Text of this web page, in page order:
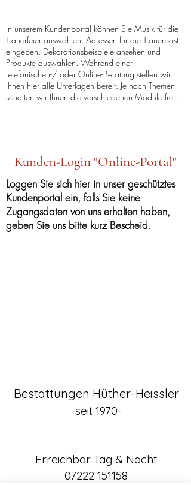
In unserem Kundenportal können Sie Musik für die
Trauerfeier auswählen, Adressen für die Trauerpost
eingeben, Dekorationsbeispiele ansehen und
Produkte auswählen. Während einer
telefonischen-/ oder Online-Beratung stellen wir
Ihnen hier alle Unterlagen bereit. Je nach Themen
schalten wir Ihnen die verschiedenen Module frei.
Kunden-Login "Online-Portal"
Loggen Sie sich hier in unser geschütztes
Kundenportal ein, falls Sie keine
Zugangsdaten von uns erhalten haben,
geben Sie uns bitte kurz Bescheid.
Bestattungen Hüther-Heissler
-seit 1970-
Erreichbar Tag & Nacht
07222 151158